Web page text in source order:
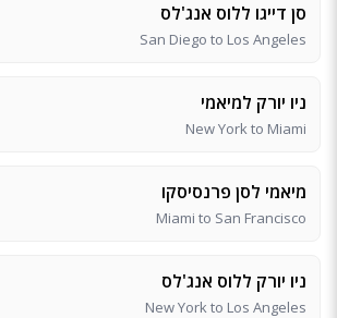
סן דייגו ללוס אנג'לס
San Diego to Los Angeles
ניו יורק למיאמי
New York to Miami
מיאמי לסן פרנסיסקו
Miami to San Francisco
ניו יורק ללוס אנג'לס
New York to Los Angeles